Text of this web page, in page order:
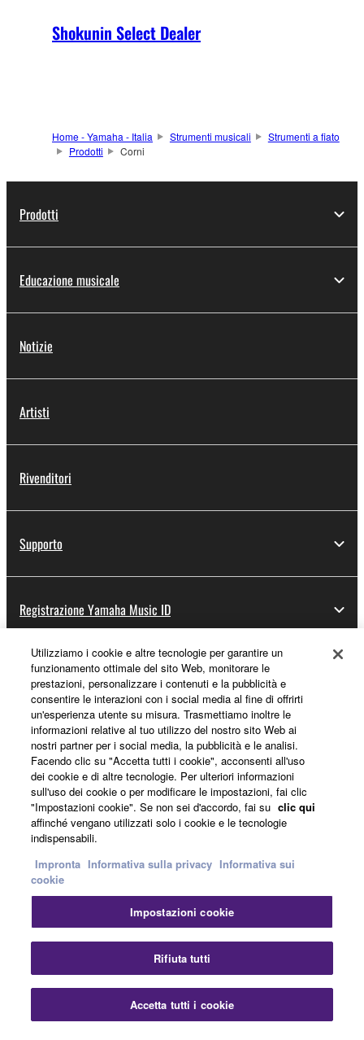
Shokunin Select Dealer
Home - Yamaha - Italia Strumenti musicali
Strumenti a fiato
Prodotti
Corni
Prodotti
Educazione musicale
Notizie
Artisti
Rivenditori
Supporto
Registrazione Yamaha Music ID
Informazioni su Yamaha
Italia - Italian
Affari
ContattiTermini di utilizzoInformativa sulla privacy
Informativa sui cookieImpronta
© Yamaha Corporation.
Utilizziamo i cookie e altre tecnologie per garantire un
funzionamento ottimale del sito Web, monitorare le
prestazioni, personalizzare i contenuti e la pubblicità e
consentire le interazioni con i social media al fine di offrirti
un'esperienza utente su misura. Trasmettiamo inoltre le
informazioni relative al tuo utilizzo del nostro sito Web ai
nostri partner per i social media, la pubblicità e le analisi.
Facendo clic su "Accetta tutti i cookie", acconsenti all'uso
dei cookie e di altre tecnologie. Per ulteriori informazioni
sull'uso dei cookie o per modificare le impostazioni, fai clic
"Impostazioni cookie". Se non sei d'accordo, fai su clic qui
affinché vengano utilizzati solo i cookie e le tecnologie
indispensabili.
Impronta Informativa sulla privacy Informativa sui
cookie
Impostazioni cookie
Rifiuta tutti
Accetta tutti i cookie